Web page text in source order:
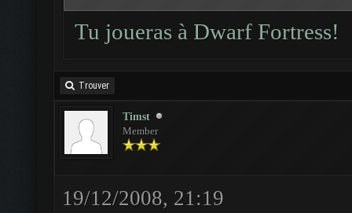
Tu joueras à Dwarf Fortress!
Trouver
Timst
Member
19/12/2008, 21:19